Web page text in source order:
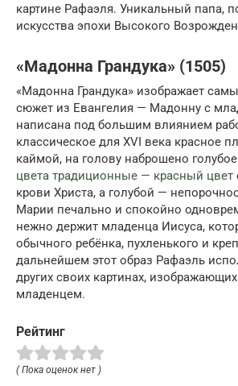
картине Рафаэля. Уникальный папа,
искусства эпохи Высокого
«Мадонна Грандука» (1505)
«Мадонна Грандука» изображает
сюжет из Евангелия — Мадонну с
написана под большим влиянием
классическое для XVI века красное
каймой, на голову наброшено
цвета традиционные — красный цвет
крови Христа, а голубой —
Марии печально и спокойно
нежно держит младенца Иисуса,
обычного ребёнка, пухленького и
дальнейшем этот образ Рафаэль
других своих картинах,
младенцем.
Рейтинг
( Пока оценок нет )